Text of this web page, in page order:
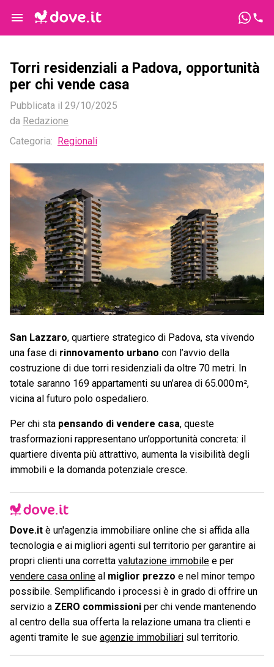
Torri residenziali a Padova, opportunità
per chi vende casa
Pubblicata il 29/10/2025
da Redazione
Categoria:
Regionali
San Lazzaro, quartiere strategico di Padova, sta vivendo
una fase di rinnovamento urbano con l’avvio della
costruzione di due torri residenziali da oltre 70 metri. In
totale saranno 169 appartamenti su un’area di 65.000 m²,
vicina al futuro polo ospedaliero.
Per chi sta pensando di vendere casa, queste
trasformazioni rappresentano un’opportunità concreta: il
quartiere diventa più attrattivo, aumenta la visibilità degli
immobili e la domanda potenziale cresce.
Dove.it è un'agenzia immobiliare online che si affida alla
tecnologia e ai migliori agenti sul territorio per garantire ai
propri clienti una corretta valutazione immobile e per
vendere casa online al miglior prezzo e nel minor tempo
possibile. Semplificando i processi è in grado di offrire un
servizio a ZERO commissioni per chi vende mantenendo
al centro della sua offerta la relazione umana tra clienti e
agenti tramite le sue agenzie immobiliari sul territorio.